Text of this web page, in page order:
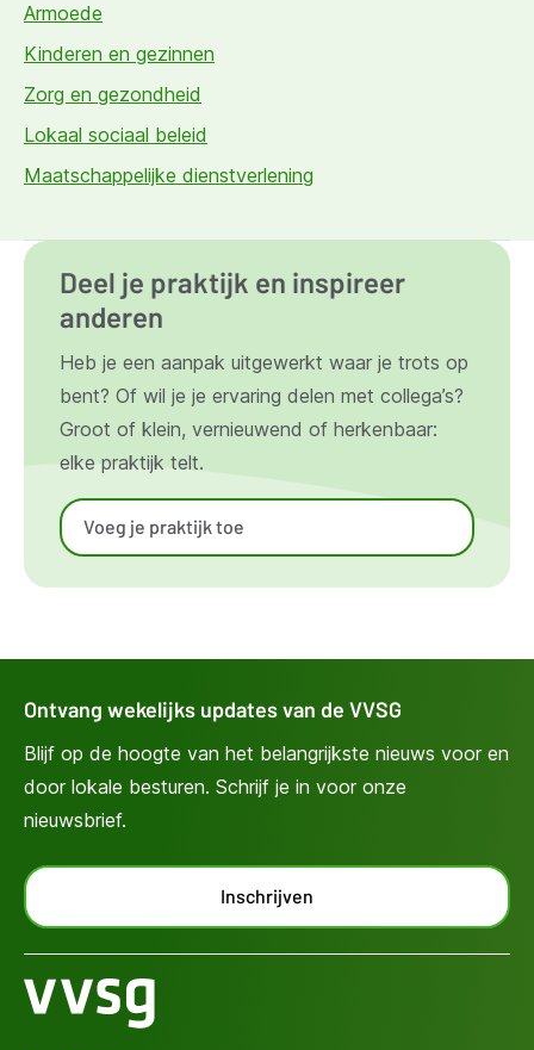
Armoede
Kinderen en gezinnen
Zorg en gezondheid
Lokaal sociaal beleid
Maatschappelijke dienstverlening
Deel je praktijk en inspireer
anderen
Heb je een aanpak uitgewerkt waar je trots op
bent? Of wil je je ervaring delen met collega’s?
Groot of klein, vernieuwend of herkenbaar:
elke praktijk telt.
Voeg je praktijk toe
Ontvang wekelijks updates van de VVSG
Blijf op de hoogte van het belangrijkste nieuws voor en
door lokale besturen. Schrijf je in voor onze
nieuwsbrief.
Inschrijven